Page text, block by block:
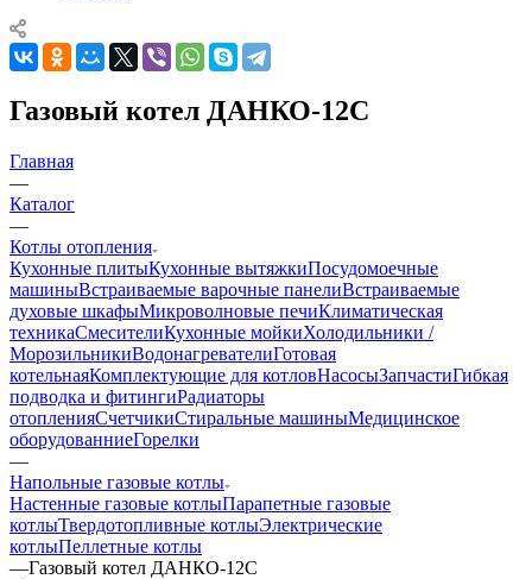
Газовый котел ДАНКО-12С
Главная
—
Каталог
—
Котлы отопления
Кухонные плитыКухонные вытяжкиПосудомоечные
машиныВстраиваемые варочные панелиВстраиваемые
духовые шкафыМикроволновые печиКлиматическая
техникаСмесителиКухонные мойкиХолодильники /
МорозильникиВодонагревателиГотовая
котельнаяКомплектующие для котловНасосыЗапчастиГибкая
подводка и фитингиРадиаторы
отопленияСчетчикиСтиральные машиныМедицинское
оборудованниеГорелки
—
Напольные газовые котлы
Настенные газовые котлыПарапетные газовые
котлыТвердотопливные котлыЭлектрические
котлыПеллетные котлы
—Газовый котел ДАНКО-12С